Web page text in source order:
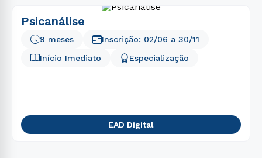
Psicanálise
9 meses
Início Imediato
Especialização
Inscrição: 02/06 a 30/11
EAD Digital